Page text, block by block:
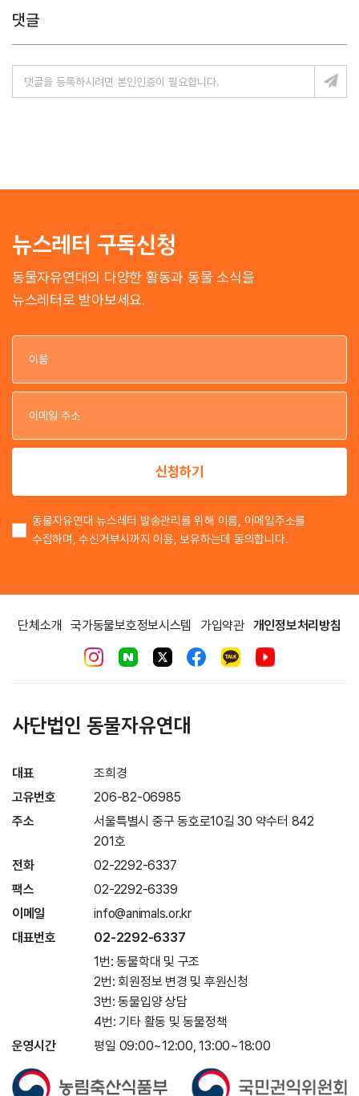
댓글
뉴스레터 구독신청
동물자유연대의 다양한 활동과 동물 소식을
뉴스레터로 받아보세요.
이
이
신청하기
동물자유연대 뉴스레터 발송관리를 위해 이름, 이메일주소를
수집하며, 수신거부시까지 이용, 보유하는데 동의합니다.
단체소개 국가동물보호정보시스템 가입약관 개인정보처리방침
사단법인 동물자유연대
대표
조희경
고유번호
206-82-06985
주소
서울특별시 중구 동호로10길 30 약수터 842
201호
전화
02-2292-6337
팩스
02-2292-6339
이메일
info@animals.or.kr
대표번호
02-2292-6337
1번: 동물학대 및 구조
2번: 회원정보 변경 및 후원신청
3번: 동물입양 상담
4번: 기타 활동 및 동물정책
운영시간
평일 09:00~12:00, 13:00~18:00